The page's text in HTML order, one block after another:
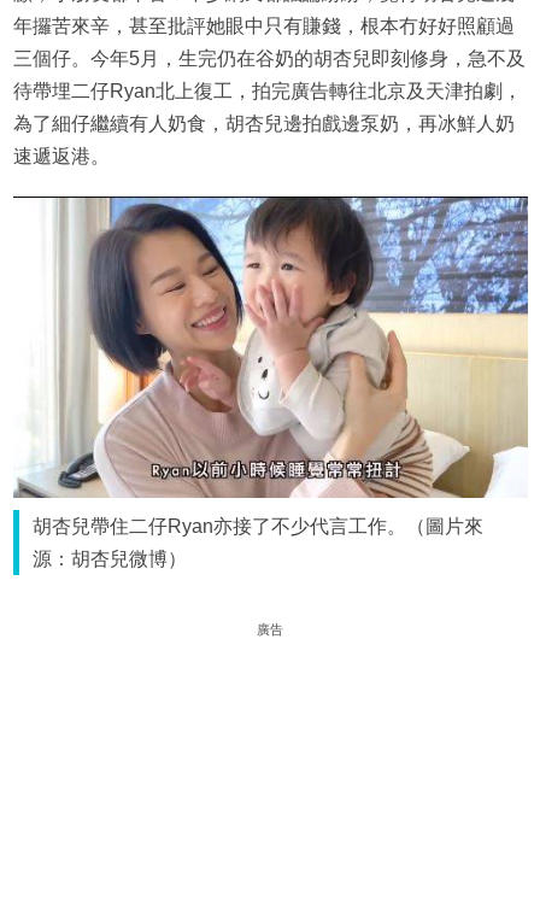
年攞苦來辛，甚至批評她眼中只有賺錢，根本冇好好照顧過
三個仔。今年5月，生完仍在谷奶的胡杏兒即刻修身，急不及
待帶埋二仔Ryan北上復工，拍完廣告轉往北京及天津拍劇，
為了細仔繼續有人奶食，胡杏兒邊拍戲邊泵奶，再冰鮮人奶
速遞返港。
胡杏兒帶住二仔Ryan亦接了不少代言工作。（圖片來
源：胡杏兒微博）
廣告